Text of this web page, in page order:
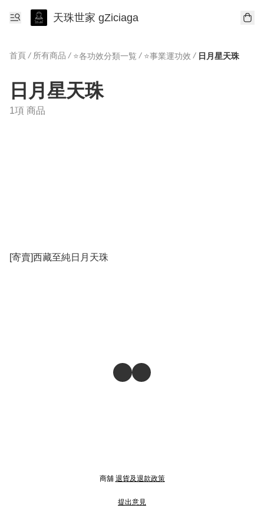
天珠世家 gZiciaga
首頁 / 所有商品 / ⭐️各功效分類一覧 / ⭐️事業運功效 / 日月星天珠
日月星天珠
1項 商品
[寄賣]西藏至純日月天珠
商舖 退貨及退款政策
提出意見